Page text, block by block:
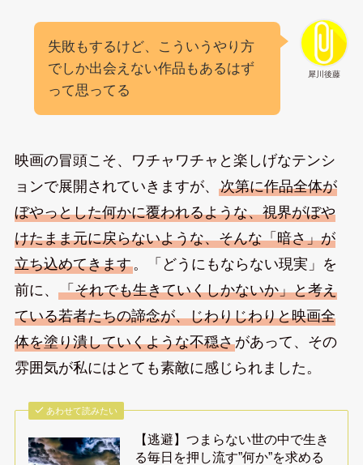
犀川後藤
失敗もするけど、こういうやり方
でしか出会えない作品もあるはず
って思ってる
映画の冒頭こそ、ワチャワチャと楽しげなテンシ
ョンで展開されていきますが、 次第に作品全体が
ぼやっとした何かに覆われるような、視界がぼや
けたまま元に戻らないような、そんな「暗さ」が
立ち込めてきます。「どうにもならない現実」を
前に、 「それでも生きていくしかないか」と考え
ている若者たちの諦念が、じわりじわりと映画全
体を塗り潰していくような不穏さがあって、その
雰囲気が私にはとても素敵に感じられました。
あわせて読みたい
【逃避】つまらない世の中で生き
る毎日を押し流す”何か”を求める